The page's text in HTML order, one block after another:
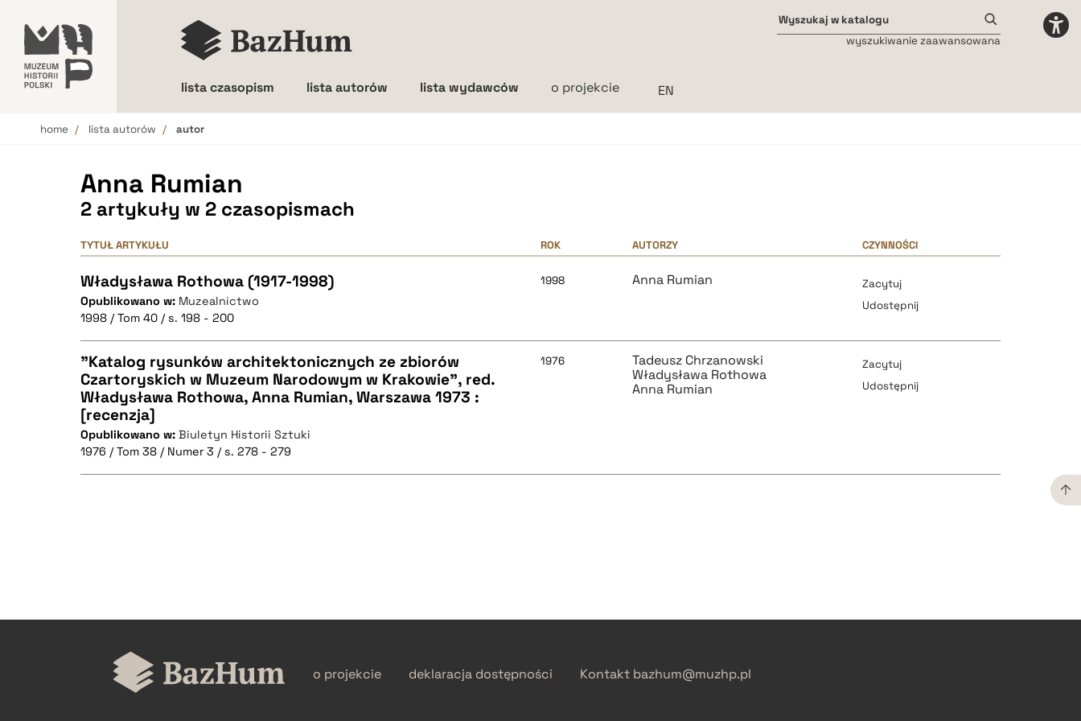
lista czasopism lista autorów lista wydawców o projekcie
wyszukiwanie zaawansowana
home lista autorów autor
Anna Rumian
2 artykuły w 2 czasopismach
TYTUŁ ARTYKUŁU ROK AUTORZY CZYNNOŚCI
Władysława Rothowa (1917-1998)
Opublikowano w: Muzealnictwo
1998 / Tom 40 / s. 198 - 200
1998 Anna Rumian
Zacytuj
Udostępnij
CZYSTY TEKST
"Katalog rysunków architektonicznych ze zbiorów
Czartoryskich w Muzeum Narodowym w Krakowie", red.
Władysława Rothowa, Anna Rumian, Warszawa 1973 :
[recenzja]
Opublikowano w: Biuletyn Historii Sztuki
1976 / Tom 38 / Numer 3 / s. 278 - 279
1976
Tadeusz Chrzanowski
Władysława Rothowa
Anna Rumian
Zacytuj
Udostępnij
BIBTEX
o projekcie deklaracja dostępności Kontakt bazhum@muzhp.pl